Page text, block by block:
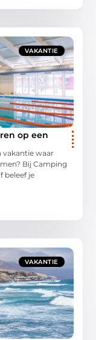
VAKANTIE
op een
vakantie waar
Bij Camping
beleef je
VAKANTIE